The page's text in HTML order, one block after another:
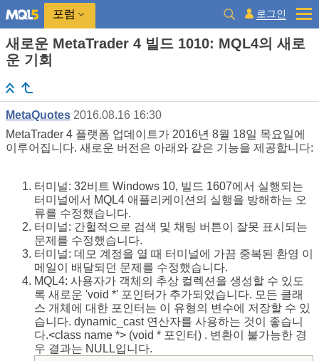
포럼 로그인
새로운 MetaTrader 4 빌드 1010: MQL4의 새로
운 기회
MetaQuotes 2016.08.16 16:30
MetaTrader 4 플랫폼 업데이트가 2016년 8월 18일 목요일에
이루어집니다. 새로운 버전은 아래와 같은 기능을 제공합니다:
터미널: 32비트 Windows 10, 빌드 1607에서 실행되는
터미널에서 MQL4 애플리케이션의 실행을 방해하는 오
류를 수정했습니다.
터미널: 간헐적으로 검색 및 채팅 버튼이 잘못 표시되는
문제를 수정했습니다.
터미널: 데모 계정을 열 때 터미널에 가끔 중복된 환영 이
메일이 배달되던 문제를 수정했습니다.
MQL4: 사용자가 객체의 추상 컬렉션을 생성할 수 있도
록 새로운 'void *' 포인터가 추가되었습니다. 모든 클래
스 개체에 대한 포인터는 이 유형의 변수에 저장할 수 있
습니다. dynamic_cast 연산자를 사용하는 것이 좋습니
다.<class name *> (void * 포인터) . 변환이 불가능한 경
우 결과는 NULL입니다.